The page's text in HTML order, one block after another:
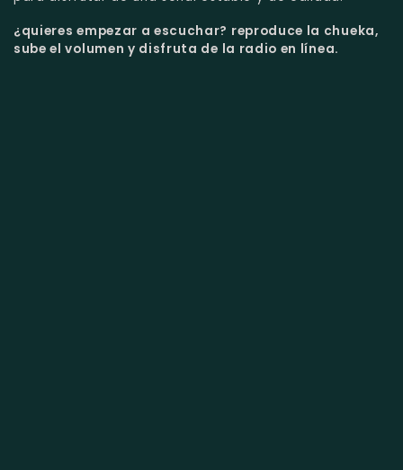
¿quieres empezar a escuchar? reproduce la chueka,
sube el volumen y disfruta de la radio en línea.